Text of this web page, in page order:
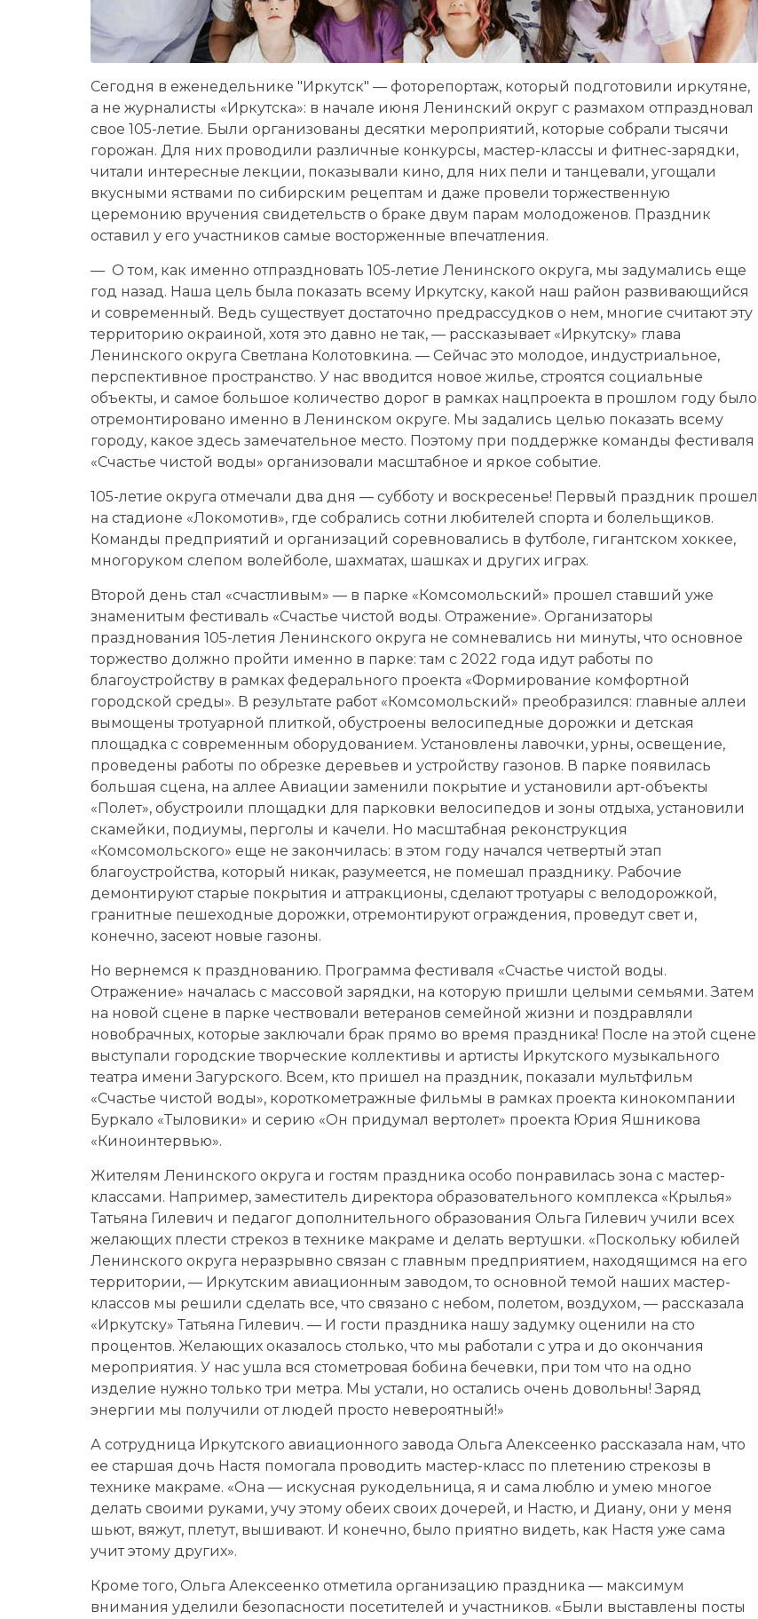
Сегодня в еженедельнике "Иркутск" — фоторепортаж, который подготовили иркутяне,
а не журналисты «Иркутска»: в начале июня Ленинский округ с размахом отпраздновал
свое 105-летие. Были организованы десятки мероприятий, которые собрали тысячи
горожан. Для них проводили различные конкурсы, мастер-классы и фитнес-зарядки,
читали интересные лекции, показывали кино, для них пели и танцевали, угощали
вкусными яствами по сибирским рецептам и даже провели торжественную
церемонию вручения свидетельств о браке двум парам молодоженов. Праздник
оставил у его участников самые восторженные впечатления.
— О том, как именно отпраздновать 105-летие Ленинского округа, мы задумались еще
год назад. Наша цель была показать всему Иркутску, какой наш район развивающийся
и современный. Ведь существует достаточно предрассудков о нем, многие считают эту
территорию окраиной, хотя это давно не так, — рассказывает «Иркутску» глава
Ленинского округа Светлана Колотовкина. — Сейчас это молодое, индустриальное,
перспективное пространство. У нас вводится новое жилье, строятся социальные
объекты, и самое большое количество дорог в рамках нацпроекта в прошлом году было
отремонтировано именно в Ленинском округе. Мы задались целью показать всему
городу, какое здесь замечательное место. Поэтому при поддержке команды фестиваля
«Счастье чистой воды» организовали масштабное и яркое событие.
105-летие округа отмечали два дня — субботу и воскресенье! Первый праздник прошел
на стадионе «Локомотив», где собрались сотни любителей спорта и болельщиков.
Команды предприятий и организаций соревновались в футболе, гигантском хоккее,
многоруком слепом волейболе, шахматах, шашках и других играх.
Второй день стал «счастливым» — в парке «Комсомольский» прошел ставший уже
знаменитым фестиваль «Счастье чистой воды. Отражение». Организаторы
празднования 105-летия Ленинского округа не сомневались ни минуты, что основное
торжество должно пройти именно в парке: там с 2022 года идут работы по
благоустройству в рамках федерального проекта «Формирование комфортной
городской среды». В результате работ «Комсомольский» преобразился: главные аллеи
вымощены тротуарной плиткой, обустроены велосипедные дорожки и детская
площадка с современным оборудованием. Установлены лавочки, урны, освещение,
проведены работы по обрезке деревьев и устройству газонов. В парке появилась
большая сцена, на аллее Авиации заменили покрытие и установили арт-объекты
«Полет», обу­строили площадки для парковки велосипедов и зоны отдыха, установили
скамейки, подиумы, перголы и качели. Но масштабная реконструкция
«Комсомольского» еще не закончилась: в этом году начался четвертый этап
благоустройства, который никак, разумеется, не помешал празднику. Рабочие
демонтируют старые покрытия и аттракционы, сделают тротуары с велодорожкой,
гранитные пешеходные дорожки, отремонтируют ограждения, проведут свет и,
конечно, засеют новые газоны.
Но вернемся к празднованию. Программа фестиваля «Счастье чистой воды.
Отражение» началась с массовой зарядки, на которую пришли целыми семьями. Затем
на новой сцене в парке чествовали ветеранов семейной жизни и поздравляли
новобрачных, которые заключали брак прямо во время праздника! После на этой сцене
выступали городские творческие коллективы и артисты Иркутского музыкального
театра имени Загурского. Всем, кто пришел на праздник, показали мультфильм
«Счастье чистой воды», короткометражные фильмы в рамках проекта кинокомпании
Буркало «Тыловики» и серию «Он придумал вертолет» проекта Юрия Яшникова
«Киноинтервью».
Жителям Ленинского округа и гостям праздника особо понравилась зона с мастер-
классами. Например, заместитель директора образовательного комплекса «Крылья»
Татьяна Гилевич и педагог дополнительного образования Ольга Гилевич учили всех
желающих плести стрекоз в технике макраме и делать вертушки. «Поскольку юбилей
Ленинского округа неразрывно связан с главным предприятием, находящимся на его
территории, — Иркутским авиационным заводом, то основной темой наших мастер-
классов мы решили сделать все, что связано с небом, полетом, воздухом, — рассказала
«Иркутску» Татьяна Гилевич. — И гости праздника нашу задумку оценили на сто
процентов. Желающих оказалось столько, что мы работали с утра и до окончания
мероприятия. У нас ушла вся стометровая бобина бечевки, при том что на одно
изделие нужно только три метра. Мы устали, но остались очень довольны! Заряд
энергии мы получили от людей просто невероятный!»
А сотрудница Иркутского авиационного завода Ольга Алексеенко рассказала нам, что
ее старшая дочь Настя помогала проводить мастер-класс по плетению стрекозы в
технике макраме. «Она — искусная рукодельница, я и сама люблю и умею многое
делать своими руками, учу этому обеих своих дочерей, и Настю, и Диану, они у меня
шьют, вяжут, плетут, вышивают. И конечно, было приятно видеть, как Настя уже сама
учит этому других».
Кроме того, Ольга Алексеенко отметила организацию праздника — максимум
внимания уделили безопасности посетителей и участников. «Были выставлены посты